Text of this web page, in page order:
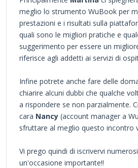
meglio lo strumento WuBook per
prestazioni e i risultati sulla
quali sono le migliori pratiche e
suggerimento per essere un
riferisce agli addetti ai servizi di
Infine potrete anche fare delle
chiarire alcuni dubbi che qualche
a rispondere se non parzialmente.
cara Nancy (account manager a
sfruttare al meglio questo incontro
Vi prego quindi di iscrivervi
un'occasione importante!!